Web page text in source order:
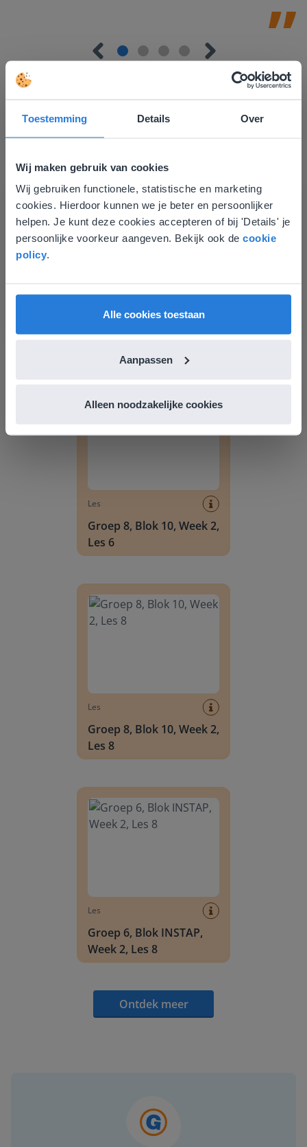
Toestemming Details Over
Wij maken gebruik van cookies
Wij gebruiken functionele, statistische en marketing
cookies. Hierdoor kunnen we je beter en persoonlijker
helpen. Je kunt deze cookies accepteren of bij 'Details' je
persoonlijke voorkeur aangeven. Bekijk ook de cookie
policy.
Alle cookies toestaan
Aanpassen
Alleen noodzakelijke cookies
Groep 8, Blok 9, Week 3, Les 11
Groep 8, Blok 9, Week 3,
Les 11
Les
Groep 8, Blok 10, Week 2,
Les 6
Les
Groep 8, Blok 10, Week 2,
Les 8
Les
Groep 6, Blok INSTAP,
Week 2, Les 8
Ontdek meer
Deze website komt niet
overeen met je locatie
Gezien je locatie, denken we dat je misschien
liever naar de website voor English gaat. Hier
English
Nederland